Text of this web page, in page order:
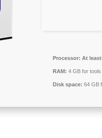
Processor: At
RAM: 4 GB for tools
Disk space: 64 GB